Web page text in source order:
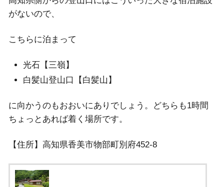
がないので、
こちらに泊まって
光石【三嶺】
白髪山登山口【白髪山】
に向かうのもおおいにありでしょう。どちらも1時間
ちょっとあれば着く場所です。
【住所】高知県香美市物部町別府452-8